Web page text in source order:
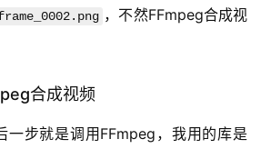
，不然FFmpeg合成视
合成视频
一步就是调用FFmpeg，我用的库是